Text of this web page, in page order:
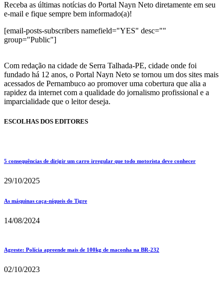
Receba as últimas notícias do Portal Nayn Neto diretamente em seu
e-mail e fique sempre bem informado(a)!
[email-posts-subscribers namefield="YES" desc=""
group="Public"]
Com redação na cidade de Serra Talhada-PE, cidade onde foi
fundado há 12 anos, o Portal Nayn Neto se tornou um dos sites mais
acessados de Pernambuco ao promover uma cobertura que alia a
rapidez da internet com a qualidade do jornalismo profissional e a
imparcialidade que o leitor deseja.
ESCOLHAS DOS EDITORES
5 consequências de dirigir um carro irregular que todo motorista deve conhecer
29/10/2025
As máquinas caça-níqueis do Tigre
14/08/2024
Agreste: Polícia apreende mais de 100kg de maconha na BR-232
02/10/2023